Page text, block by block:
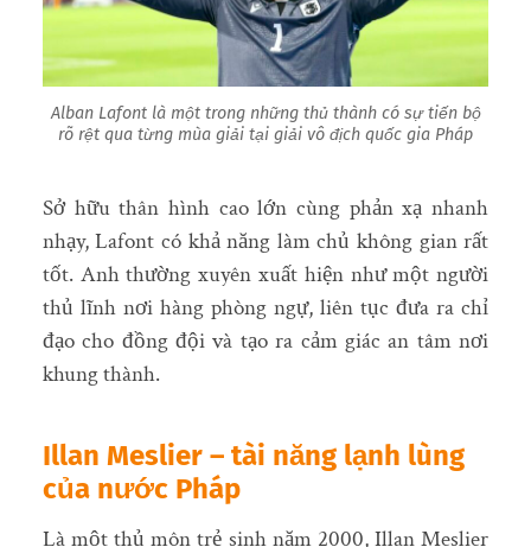
Alban Lafont là một trong những thủ thành có sự tiến bộ
rõ rệt qua từng mùa giải tại giải vô địch quốc gia Pháp
Sở hữu thân hình cao lớn cùng phản xạ nhanh
nhạy, Lafont có khả năng làm chủ không gian rất
tốt. Anh thường xuyên xuất hiện như một người
thủ lĩnh nơi hàng phòng ngự, liên tục đưa ra chỉ
đạo cho đồng đội và tạo ra cảm giác an tâm nơi
khung thành.
Illan Meslier – tài năng lạnh lùng
của nước Pháp
Là một thủ môn trẻ sinh năm 2000, Illan Meslier